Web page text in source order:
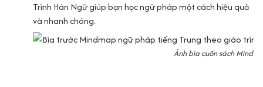
Trình Hán Ngữ giúp bạn học ngữ pháp một cách hiệu quả
và nhanh chóng.
Ảnh bìa cuốn sách Mind